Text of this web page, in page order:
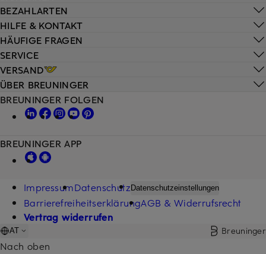
HILFE & KONTAKT
HÄUFIGE FRAGEN
SERVICE
VERSAND
BEZAHLARTEN
ÜBER BREUNINGER
BREUNINGER FOLGEN
BREUNINGER APP
ImpressumDatenschutz Datenschutzeinstellungen
BarrierefreiheitserklärungAGB & Widerrufsrecht
Vertrag widerrufen
AT Breuninger
Nach oben